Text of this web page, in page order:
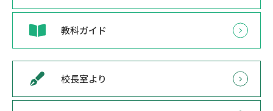
教科ガイド
校長室より